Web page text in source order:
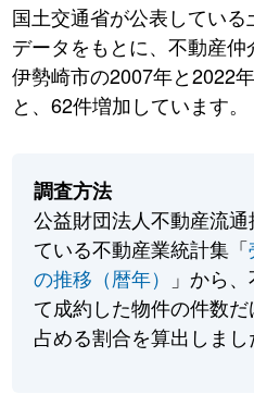
国土交通省が公表してい
データをもとに、不動産仲
伊勢崎市の2007年と2022
と、62件増加しています。
調査方法
公益財団法人不動産流
ている不動産業統計集「
の推移（暦年）
」から
て成約した物件の件数
占める割合を算出しまし